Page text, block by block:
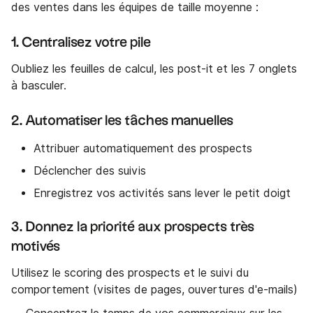
des ventes dans les équipes de taille moyenne :
1. Centralisez votre pile
Oubliez les feuilles de calcul, les post-it et les 7 onglets
à basculer.
2. Automatiser les tâches manuelles
Attribuer automatiquement des prospects
Déclencher des suivis
Enregistrez vos activités sans lever le petit doigt
3. Donnez la priorité aux prospects très
motivés
Utilisez le scoring des prospects et le suivi du
comportement (visites de pages, ouvertures d'e-mails)